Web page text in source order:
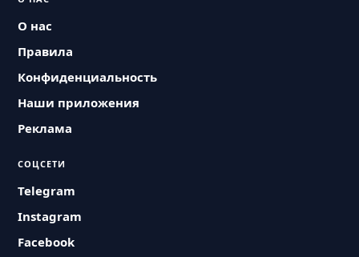
О нас
Правила
Конфиденциальность
Наши приложения
Реклама
СОЦСЕТИ
Telegram
Instagram
Facebook